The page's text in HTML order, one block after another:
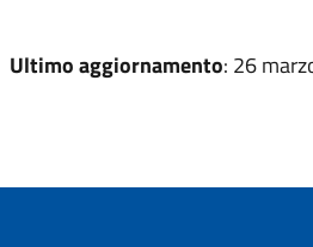
Ultimo aggiornamento: 26